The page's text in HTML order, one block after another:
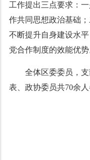
工作提出三点要求：
作共同思想政治基础
不断提升自身建设水
党合作制度的效能优势
全体区委委员，
表、政协委员共70余人